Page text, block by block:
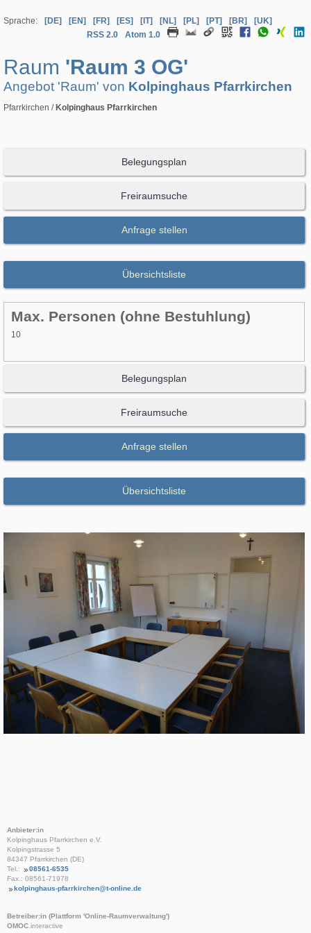
Sprache: [DE] [EN] [FR] [ES] [IT] [NL] [PL] [PT] [BR]
[UK]
RSS 2.0
Atom 1.0
Raum 'Raum 3 OG'
Angebot 'Raum' von Kolpinghaus Pfarrkirchen
Pfarrkirchen / Kolpinghaus Pfarrkirchen
Belegungsplan
Freiraumsuche
Anfrage stellen
Übersichtsliste
Max. Personen (ohne Bestuhlung)
10
Belegungsplan
Freiraumsuche
Anfrage stellen
Übersichtsliste
Anbieter:in
Kolpinghaus Pfarrkirchen e.V.
Kolpingstrasse 5
84347 Pfarrkirchen (DE)
Tel.:
08561-6535
Fax.: 08561-71978
kolpinghaus-pfarrkirchen@t-online.de
Betreiber:in (Plattform 'Online-Raumverwaltung')
OMOC .interactive